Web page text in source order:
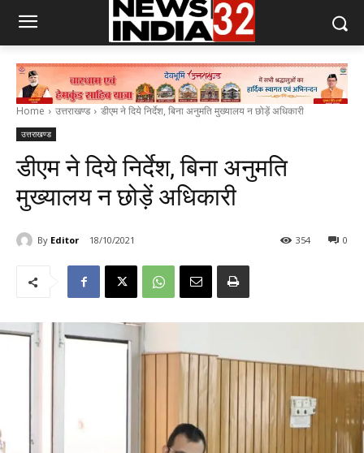
Home उत्तराखण्ड डीएम ने दिये निर्देश, बिना अनुमति मुख्यालय न छोड़ें अधिकारी
उत्तराखण्ड
डीएम ने दिये निर्देश, बिना अनुमति
मुख्यालय न छोड़ें अधिकारी
By Editor 18/10/2021 0
354